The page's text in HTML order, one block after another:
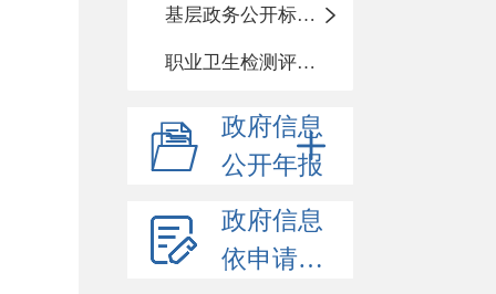
基层政务公开标准化目录
职业卫生检测评价信息
政府信息
公开年报
政府信息
依申请公开